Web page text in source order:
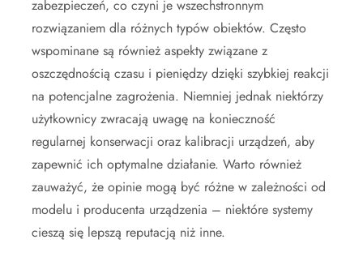
zabezpieczeń, co czyni je wszechstronnym
rozwiązaniem dla różnych typów obiektów. Często
wspominane są również aspekty związane z
oszczędnością czasu i pieniędzy dzięki szybkiej reakcji
na potencjalne zagrożenia. Niemniej jednak niektórzy
użytkownicy zwracają uwagę na konieczność
regularnej konserwacji oraz kalibracji urządzeń, aby
zapewnić ich optymalne działanie. Warto również
zauważyć, że opinie mogą być różne w zależności od
modelu i producenta urządzenia – niektóre systemy
cieszą się lepszą reputacją niż inne.